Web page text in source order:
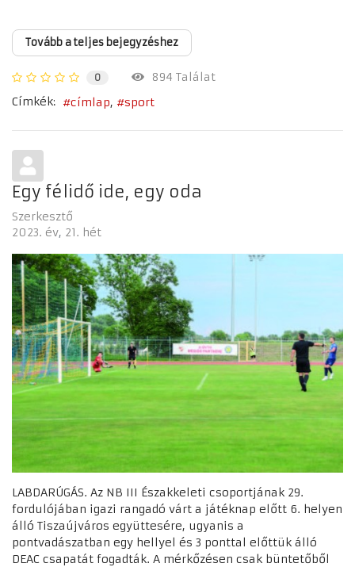
Tovább a teljes bejegyzéshez
0
894 Találat
Címkék:
címlap sport
Egy félidő ide, egy oda
Szerkesztő
2023. év 21. hét
LABDARÚGÁS. Az NB III Északkeleti csoportjának 29.
fordulójában igazi rangadó várt a játéknap előtt 6. helyen
álló Tiszaújváros együttesére, ugyanis a
pontvadászatban egy hellyel és 3 ponttal előttük álló
DEAC csapatát fogadták. A mérkőzésen csak büntetőből